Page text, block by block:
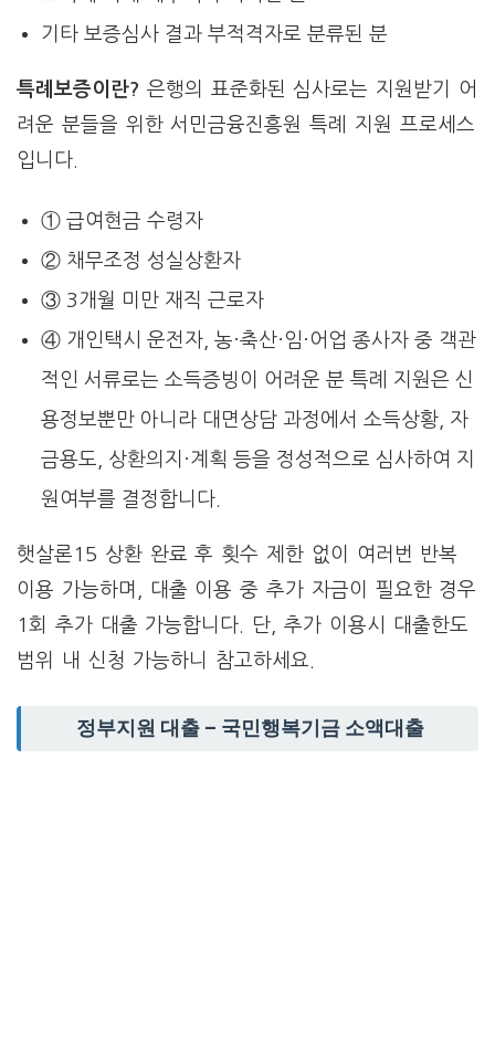
기타 보증심사 결과 부적격자로 분류된 분
특례보증이란? 은행의 표준화된 심사로는 지원받기 어
려운 분들을 위한 서민금융진흥원 특례 지원 프로세스
입니다.
① 급여현금 수령자
② 채무조정 성실상환자
③ 3개월 미만 재직 근로자
④ 개인택시 운전자, 농·축산·임·어업 종사자 중 객관
적인 서류로는 소득증빙이 어려운 분 특례 지원은 신
용정보뿐만 아니라 대면상담 과정에서 소득상황, 자
금용도, 상환의지·계획 등을 정성적으로 심사하여 지
원여부를 결정합니다.
햇살론15 상환 완료 후 횟수 제한 없이 여러번 반복
이용 가능하며, 대출 이용 중 추가 자금이 필요한 경우
1회 추가 대출 가능합니다. 단, 추가 이용시 대출한도
범위 내 신청 가능하니 참고하세요.
정부지원 대출 – 국민행복기금 소액대출